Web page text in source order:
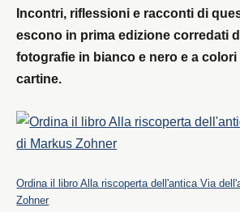
Incontri, riflessioni e racconti di
escono in prima edizione corredati
fotografie in bianco e nero e a
cartine.
Ordina il libro Alla riscoperta dell'antica Via
Zohner